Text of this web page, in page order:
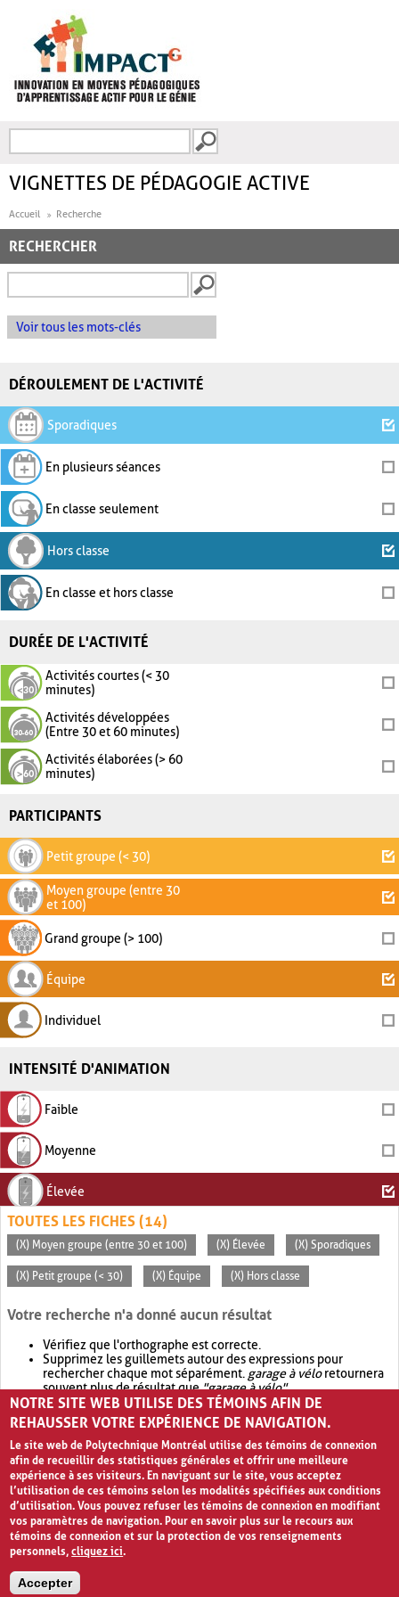
FORMULAIRE DE
VIGNETTES DE PÉDAGOGIE ACTIVE
Accueil Recherche
RECHERCHER
Voir tous les mots-clés
DÉROULEMENT DE L'ACTIVITÉ
Sporadiques
En plusieurs séances
En classe seulement
Hors classe
En classe et hors classe
DURÉE DE L'ACTIVITÉ
Activités courtes (< 30
minutes)
Activités développées
(Entre 30 et 60 minutes)
Activités élaborées (> 60
minutes)
PARTICIPANTS
Petit groupe (< 30)
Moyen groupe (entre 30
et 100)
Grand groupe (> 100)
Équipe
Individuel
INTENSITÉ D'ANIMATION
Faible
Moyenne
Élevée
TOUTES LES FICHES (14)
(X) Moyen groupe (entre 30 et 100) (X) Élevée (X) Sporadiques
(X) Petit groupe (< 30) (X) Équipe (X) Hors classe
Votre recherche n'a donné aucun résultat
Vérifiez que l'orthographe est correcte.
Supprimez les guillemets autour des expressions pour
rechercher chaque mot séparément. garage à véloretournera
souvent plus de résultat que"garage à vélo".
Envisagez d'élargir votre recherche avec OR.garage OR vélo
retournera souvent plus de résultat quegarage à vélo
NOTRE SITE WEB UTILISE DES TÉMOINS AFIN DE
REHAUSSER VOTRE EXPÉRIENCE DE NAVIGATION.
Le site web de Polytechnique Montréal utilise des témoins de connexion
afin de recueillir des statistiques générales et offrir une meilleure
expérience à ses visiteurs. En naviguant sur le site, vous acceptez
l’utilisation de ces témoins selon les modalités spécifiées aux conditions
d’utilisation. Vous pouvez refuser les témoins de connexion en modifiant
vos paramètres de navigation. Pour en savoir plus sur le recours aux
témoins de connexion et sur la protection de vos renseignements
personnels,cliquez ici.
Accepter